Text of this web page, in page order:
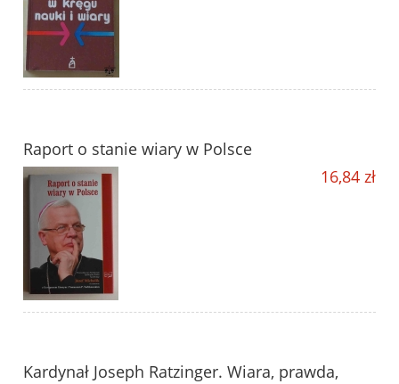
Raport o stanie wiary w Polsce
16,84 zł
Kardynał Joseph Ratzinger. Wiara, prawda,